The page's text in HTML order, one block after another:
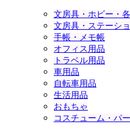
文房具・ホビー・
文房具・ステーシ
手帳・メモ帳
オフィス用品
トラベル用品
車用品
自転車用品
生活用品
おもちゃ
コスチューム・パ